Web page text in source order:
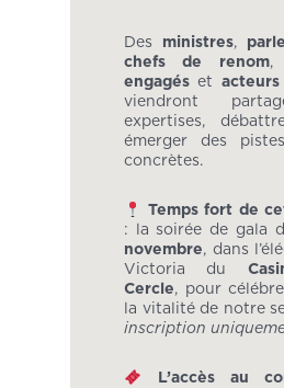
Des ministres,
chefs de renom,
engagés et
viendront
expertises,
émerger des
concrètes.
Temps fort de
: la soirée de gala
novembre, dans
Victoria du
Cercle, pour
la vitalité de notre
inscription
L’accès au